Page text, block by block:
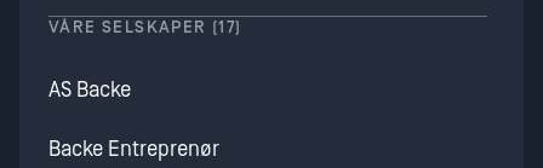
VÅRE SELSKAPER (17)
AS Backe
Backe Entreprenør